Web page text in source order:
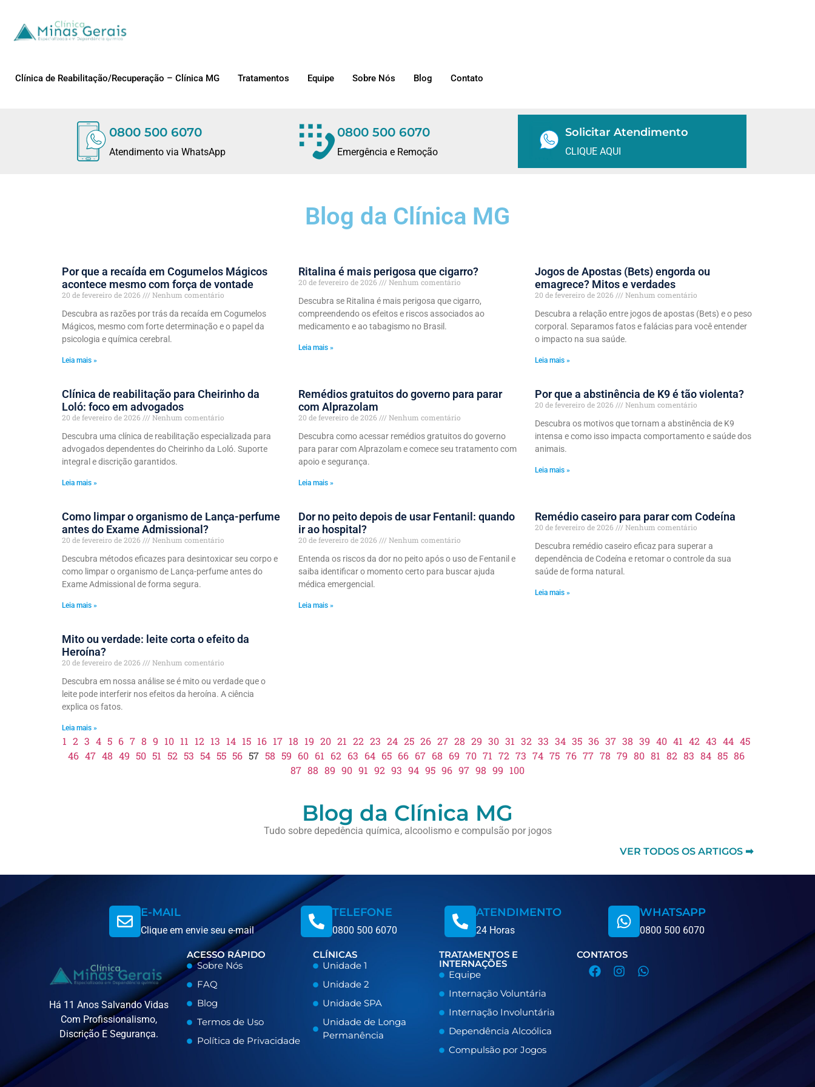
Clínica de Reabilitação/Recuperação – Clínica MG Tratamentos Equipe Sobre Nós Blog Contato
0800 500 6070
Atendimento via WhatsApp
0800 500 6070
Emergência e Remoção
Solicitar Atendimento
CLIQUE AQUI
Blog da Clínica MG
Por que a recaída em Cogumelos Mágicos
acontece mesmo com força de vontade
20 de fevereiro de 2026
Nenhum comentário
Descubra as razões por trás da recaída em Cogumelos
Mágicos, mesmo com forte determinação e o papel da
psicologia e química cerebral.
Leia mais »
Ritalina é mais perigosa que cigarro?
20 de fevereiro de 2026
Nenhum comentário
Descubra se Ritalina é mais perigosa que cigarro,
compreendendo os efeitos e riscos associados ao
medicamento e ao tabagismo no Brasil.
Leia mais »
Jogos de Apostas (Bets) engorda ou
emagrece? Mitos e verdades
20 de fevereiro de 2026
Nenhum comentário
Descubra a relação entre jogos de apostas (Bets) e o peso
corporal. Separamos fatos e falácias para você entender
o impacto na sua saúde.
Leia mais »
Clínica de reabilitação para Cheirinho da
Loló: foco em advogados
20 de fevereiro de 2026
Nenhum comentário
Descubra uma clínica de reabilitação especializada para
advogados dependentes do Cheirinho da Loló. Suporte
integral e discrição garantidos.
Leia mais »
Remédios gratuitos do governo para parar
com Alprazolam
20 de fevereiro de 2026
Nenhum comentário
Descubra como acessar remédios gratuitos do governo
para parar com Alprazolam e comece seu tratamento com
apoio e segurança.
Leia mais »
Por que a abstinência de K9 é tão violenta?
20 de fevereiro de 2026
Nenhum comentário
Descubra os motivos que tornam a abstinência de K9
intensa e como isso impacta comportamento e saúde dos
animais.
Leia mais »
Como limpar o organismo de Lança-perfume
antes do Exame Admissional?
20 de fevereiro de 2026
Nenhum comentário
Descubra métodos eficazes para desintoxicar seu corpo e
como limpar o organismo de Lança-perfume antes do
Exame Admissional de forma segura.
Leia mais »
Dor no peito depois de usar Fentanil: quando
ir ao hospital?
20 de fevereiro de 2026
Nenhum comentário
Entenda os riscos da dor no peito após o uso de Fentanil e
saiba identificar o momento certo para buscar ajuda
médica emergencial.
Leia mais »
Remédio caseiro para parar com Codeína
20 de fevereiro de 2026
Nenhum comentário
Descubra remédio caseiro eficaz para superar a
dependência de Codeína e retomar o controle da sua
saúde de forma natural.
Leia mais »
Mito ou verdade: leite corta o efeito da
Heroína?
20 de fevereiro de 2026
Nenhum comentário
Descubra em nossa análise se é mito ou verdade que o
leite pode interferir nos efeitos da heroína. A ciência
explica os fatos.
Leia mais »
1 2 3 4 5 6 7 8 9 10 11 12 13 14 15 16 17 18 19 20 21 22 23 24 25 26 27 28 29 30 31 32 33 34 35 36 37 38 39 40 41 42 43 44 45
46 47 48 49 50 51 52 53 54 55 56 57 58 59 60 61 62 63 64 65 66 67 68 69 70 71 72 73 74 75 76 77 78 79 80 81 82 83 84 85 86
87 88 89 90 91 92 93 94 95 96 97 98 99 100
Blog da Clínica MG
Tudo sobre depedência química, alcoolismo e compulsão por jogos
VER TODOS OS ARTIGOS ➡
E-MAIL
Clique em envie seu e-mail
TELEFONE
0800 500 6070
ATENDIMENTO
24 Horas
WHATSAPP
0800 500 6070
Há 11 Anos Salvando Vidas
Com Profissionalismo,
Discrição E Segurança.
ACESSO RÁPIDO
Sobre Nós
FAQ
Blog
Termos de Uso
Política de Privacidade
CLÍNICAS
Unidade 1
Unidade 2
Unidade SPA
Unidade de Longa
Permanência
TRATAMENTOS E
INTERNAÇÕES
Equipe
Internação Voluntária
Internação Involuntária
Dependência Alcoólica
Compulsão por Jogos
CONTATOS